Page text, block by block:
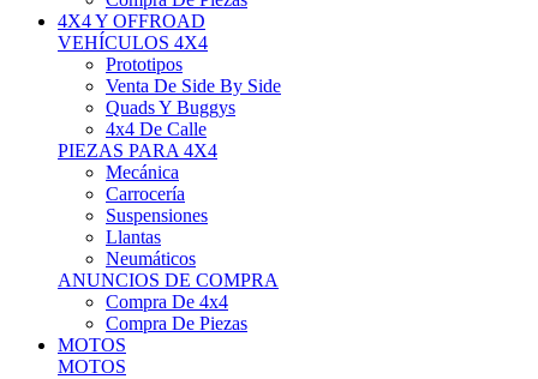
VEHÍCULOS 4X4
Prototipos
Venta De Side By Side
Quads Y Buggys
4x4 De Calle
PIEZAS PARA 4X4
Mecánica
Carrocería
Suspensiones
Llantas
Neumáticos
ANUNCIOS DE COMPRA
Compra De 4x4
Compra De Piezas
MOTOS
MOTOS
Motos De Circuito